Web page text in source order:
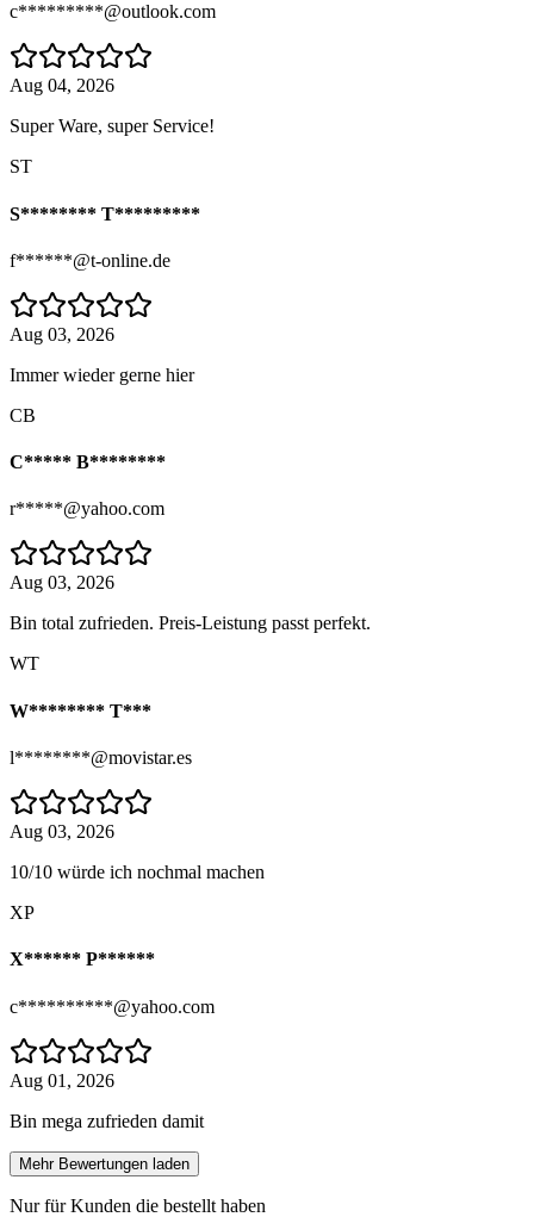
c*********@outlook.com
Aug 04, 2026
Super Ware, super Service!
ST
S******** T*********
f******@t-online.de
Aug 03, 2026
Immer wieder gerne hier
CB
C***** B********
r*****@yahoo.com
Aug 03, 2026
Bin total zufrieden. Preis-Leistung passt perfekt.
WT
W******** T***
l********@movistar.es
Aug 03, 2026
10/10 würde ich nochmal machen
XP
X****** P******
c**********@yahoo.com
Aug 01, 2026
Bin mega zufrieden damit
Mehr Bewertungen laden
Nur für Kunden die bestellt haben